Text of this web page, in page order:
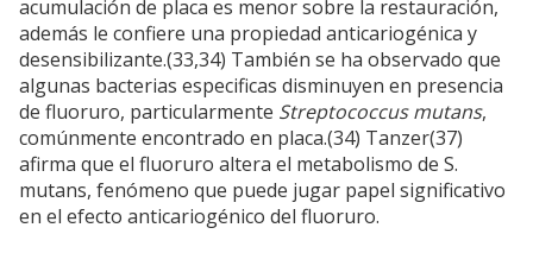
acumulación de placa es menor sobre la restauración,
además le confiere una propiedad anticariogénica y
desensibilizante.(33,34) También se ha observado que
algunas bacterias especificas disminuyen en presencia
de fluoruro, particularmente Streptococcus mutans,
comúnmente encontrado en placa.(34) Tanzer(37)
afirma que el fluoruro altera el metabolismo de S.
mutans, fenómeno que puede jugar papel significativo
en el efecto anticariogénico del fluoruro.